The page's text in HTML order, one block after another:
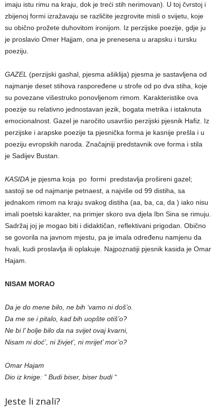
imaju istu rimu na kraju, dok je treći stih nerimovan). U toj čvrstoj i
zbijenoj formi izražavaju se različite jezgrovite misli o svijetu, koje
su obično prožete duhovitom ironijom. Iz perzijske poezije, gdje ju
je proslavio Omer Hajjam, ona je prenesena u arapsku i tursku
poeziju.
GAZEL (perzijski gashal, pjesma ašiklija) pjesma je sastavljena od
najmanje deset stihova raspoređene u strofe od po dva stiha, koje
su povezane višestruko ponovljenom rimom. Karakteristike ova
poezije su relativno jednostavan jezik, bogata metrika i istaknuta
emocionalnost. Gazel je naročito usavršio perzijski pjesnik Hafiz. Iz
perzijske i arapske poezije ta pjesnička forma je kasnije prešla i u
poeziju evropskih naroda. Značajniji predstavnik ove forma i stila
je Sadijev Bustan.
KASIDA je pjesma koja po formi predstavlja prošireni gazel;
sastoji se od najmanje petnaest, a najviše od 99 distiha, sa
jednakom rimom na kraju svakog distiha (aa, ba, ca, da ) iako nisu
imali poetski karakter, na primjer skoro sva djela Ibn Sina se rimuju.
Sadržaj joj je mogao biti i didaktičan, reflektivani prigodan. Obično
se govorila na javnom mjestu, pa je imala određenu namjenu da
hvali, kudi proslavlja ili oplakuje. Najpoznatiji pjesnik kasida je Omar
Hajam.
NISAM MORAO
Da je do mene bilo, ne bih ‘vamo ni doš’o.
Da me se i pitalo, kad bih uopšte otiš’o?
Ne bi l’ bolje bilo da na svijet ovaj kvarni,
Nisam ni doć’, ni živjet’, ni mrijet’ mor’o?
Omar Hajam
Dio iz knige: ” Budi biser, biser budi “
Jeste li znali?